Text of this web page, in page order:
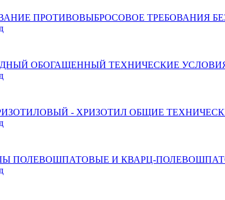
ПРОТИВОВЫБРОСОВОЕ ТРЕБОВАНИЯ
ОБОГАЩЕННЫЙ ТЕХНИЧЕСКИЕ
- ХРИЗОТИЛ ОБЩИЕ
ПОЛЕВОШПАТОВЫЕ И КВАРЦ-